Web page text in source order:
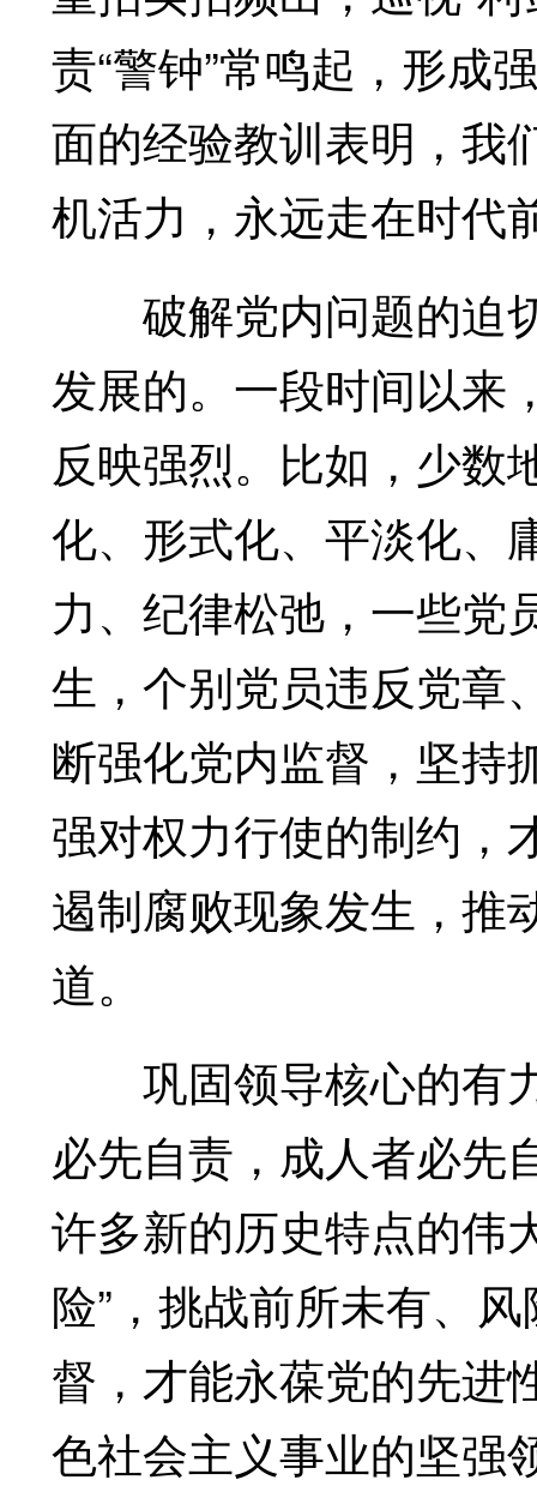
责“警钟”常鸣起，形成
面的经验教训表明，我
机活力，永远走在时代
破解党内问题的迫
发展的。一段时间以来
反映强烈。比如，少数
化、形式化、平淡化、
力、纪律松弛，一些党
生，个别党员违反党章
断强化党内监督，坚持
强对权力行使的制约，
遏制腐败现象发生，推
道。
巩固领导核心的有力
必先自责，成人者必先
许多新的历史特点的伟
险”，挑战前所未有、
督，才能永葆党的先进
色社会主义事业的坚强